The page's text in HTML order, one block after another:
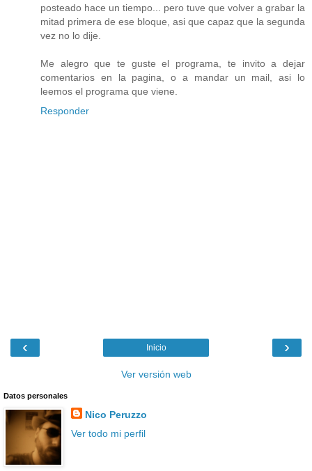
posteado hace un tiempo... pero tuve que volver a grabar la
mitad primera de ese bloque, asi que capaz que la segunda
vez no lo dije.
Me alegro que te guste el programa, te invito a dejar
comentarios en la pagina, o a mandar un mail, asi lo
leemos el programa que viene.
Responder
‹ ›
Inicio
Ver versión web
Datos personales
Nico Peruzzo
Ver todo mi perfil